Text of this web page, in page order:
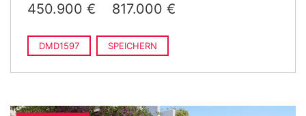
450.900 € 817.000 €
DMD1597 SPEICHERN